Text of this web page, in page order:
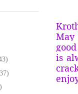
May
is